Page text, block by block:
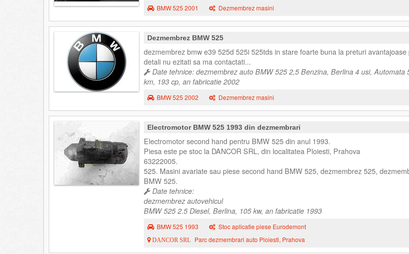
BMW 525 2001 Dezmembrez masini
Dezmembrez BMW 525
dezmembrez bmw e39 525d 525i 525tds in stare foarte buna la preturi avantajoase
detali nu ezitati sa ma contactati...
Date tehnice: dezmembrez auto BMW 525 2,5 Benzina, Berlina 4 usi, Automata
km, 193 cp, an fabricatie 2002
BMW 525 2002 Dezmembrez masini
Electromotor BMW 525 1993 din dezmembrari
Electromotor second hand pentru BMW 525 din anul 1993.
Piesa este pe stoc la DANCOR SRL, din localitatea Ploiesti, Prahova
63222005.
525. Masini avariate sau piese second hand BMW 525, dezmembrez 525,
BMW 525.
Date tehnice:
dezmembrez autovehicul
BMW 525 2.5 Diesel, Berlina, 105 kw, an fabricatie 1993
BMW 525 1993 Stoc aplicatie piese Eurodemont
DANCOR SRL Parc dezmembrari auto Ploiesti, Prahova